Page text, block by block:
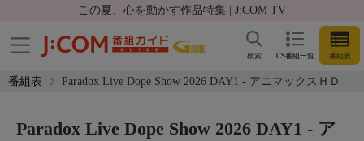
この夏、心を動かす作品特集 | J:COM TV
CS番組一覧 番組表
検索
番組表 Paradox Live Dope Show 2026 DAY1 - アニマックスＨＤ
Paradox Live Dope Show 2026 DAY1 - ア